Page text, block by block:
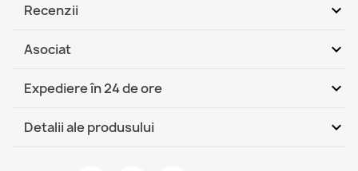
Recenzii expand_more
Asociat expand_more
Expediere în 24 de ore expand_more
DHL / GLS România - Ramburs
(COD)
Detalii ale produsului expand_more